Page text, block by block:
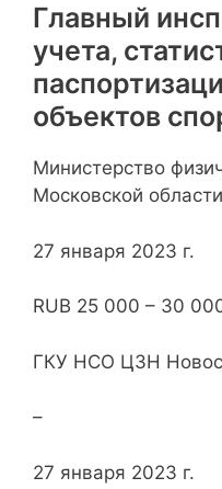
Главный
учета,
объектов
Министерство
Московской области
27 января 2023 г.
RUB 25 000 – 30
ГКУ НСО ЦЗН
–
27 января 2023 г.